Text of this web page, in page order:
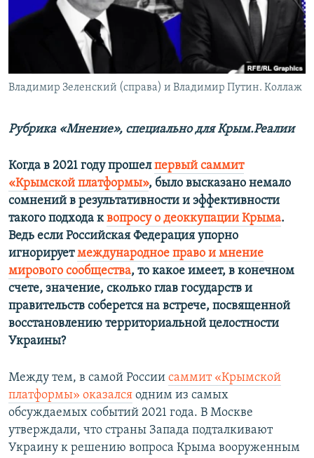
ПОБЕДИТЕЛЕЙ НЕ СУДЯТ?
КРЫМ.НЕПОКОРЕННЫЙ
УКРАИНСКАЯ ПРОБЛЕМА КРЫМА
ПРИСОЕДИНЯЙТЕСЬ!
Владимир Зеленский (справа) и Владимир Путин. Коллаж
Рубрика «Мнение», специально для Крым.Реалии
Когда в 2021 году прошелпервый саммит
«Крымской платформы», было высказано немало
сомнений в результативности и эффективности
такого подхода квопросу о деоккупации Крыма.
Ведь если Российская Федерация упорно
игнорируетмеждународное право и мнение
мирового сообщества, то какое имеет, в конечном
счете, значение, сколько глав государств и
правительств соберется на встрече, посвященной
восстановлению территориальной целостности
Украины?
Между тем, в самой России саммит «Крымской
платформы» оказался одним из самых
обсуждаемых событий 2021 года. В Москве
утверждали, что страны Запада подталкивают
Украину к решению вопроса Крыма вооруженным